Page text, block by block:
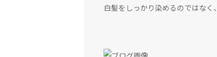
白髪をしっかり染めるのではな